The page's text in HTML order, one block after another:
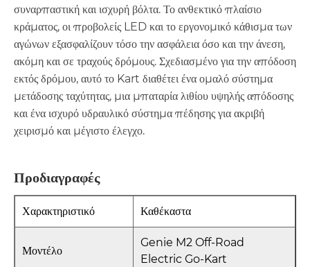
συναρπαστική και ισχυρή βόλτα. Το ανθεκτικό πλαίσιο
κράματος, οι προβολείς LED και το εργονομικό κάθισμα των
αγώνων εξασφαλίζουν τόσο την ασφάλεια όσο και την άνεση,
ακόμη και σε τραχούς δρόμους. Σχεδιασμένο για την απόδοση
εκτός δρόμου, αυτό το Kart διαθέτει ένα ομαλό σύστημα
μετάδοσης ταχύτητας, μια μπαταρία λιθίου υψηλής απόδοσης
και ένα ισχυρό υδραυλικό σύστημα πέδησης για ακριβή
χειρισμό και μέγιστο έλεγχο.
Προδιαγραφές
Χαρακτηριστικό Καθέκαστα
Μοντέλο
Genie M2 Off-Road
Electric Go-Kart